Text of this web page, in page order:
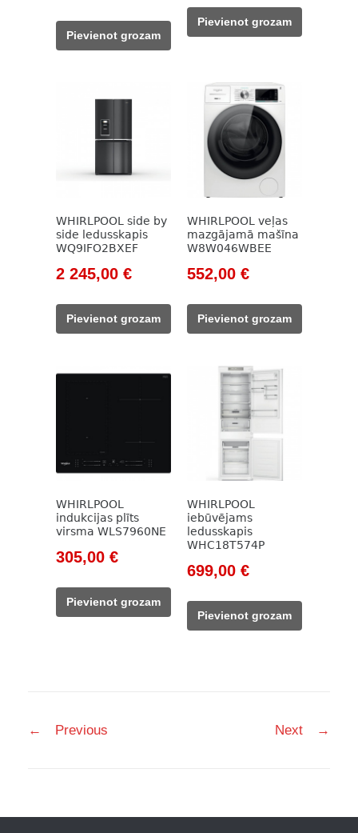
was:
462,00 €.
367,00 €.
Pievienot grozam
was:
692,00 €.
570,00 €.
Pievienot grozam
WHIRLPOOL side by
side ledusskapis
WQ9IFO2BXEF
Original
was:
2
2 245,00 €Current
Pievienot grozam
WHIRLPOOL veļas
mazgājamā mašīna
W8W046WBEE
Original
was:
757,00 €.
552,00 €Current
552,00 €.
Pievienot grozam
WHIRLPOOL
indukcijas plīts
virsma WLS7960NE
Original
was:
402,00 €.
305,00 €Current
305,00 €.
Pievienot grozam
WHIRLPOOL
iebūvējams
ledusskapis
WHC18T574P
Original
was:
972,00 €.
699,00 €Current
699,00 €.
Pievienot grozam
navigation
← Previous Next →